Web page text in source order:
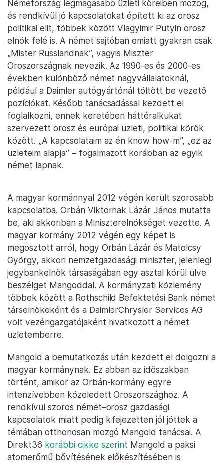
Németország legmagasabb üzleti köreiben mozog,
és rendkívül jó kapcsolatokat épített ki az orosz
politikai elit, többek között Vlagyimir Putyin orosz
elnök felé is. A német sajtóban emiatt gyakran csak
„Mister Russlandnak”, vagyis Miszter
Oroszországnak nevezik. Az 1990-es és 2000-es
években különböző német nagyvállalatoknál,
például a Daimler autógyártónál töltött be vezető
pozíciókat. Később tanácsadással kezdett el
foglalkozni, ennek keretében háttéralkukat
szervezett orosz és európai üzleti, politikai körök
között. „A kapcsolataim az én know how-m”, „ez az
üzleteim alapja” – fogalmazott korábban az egyik
német lapnak.
A magyar kormánnyal 2012 végén került szorosabb
kapcsolatba. Orbán Viktornak Lázár János mutatta
be, aki akkoriban a Miniszterelnökséget vezette. A
magyar kormány 2012 végén egy képet is
megosztott arról, hogy Orbán Lázár és Matolcsy
György, akkori nemzetgazdasági miniszter, jelenlegi
jegybankelnök társaságában egy asztal körül ülve
beszélget Mangoddal. A kormányzati közlemény
többek között a Rothschild Befektetési Bank német
társelnökeként és a DaimlerChrysler Services AG
volt vezérigazgatójaként hivatkozott a német
üzletemberre.
Mangold a bemutatkozás után kezdett el dolgozni a
magyar kormánynak. Ez abban az időszakban
történt, amikor az Orbán-kormány egyre
intenzívebben közeledett Oroszországhoz. A
rendkívül szoros német–orosz gazdasági
kapcsolatok miatt pedig kifejezetten jól jöttek a
témában otthonosan mozgó Mangold tanácsai. A
Direkt36 korábbi cikke szerint Mangold a paksi
atomerőmű bővítésének előkészítésében is